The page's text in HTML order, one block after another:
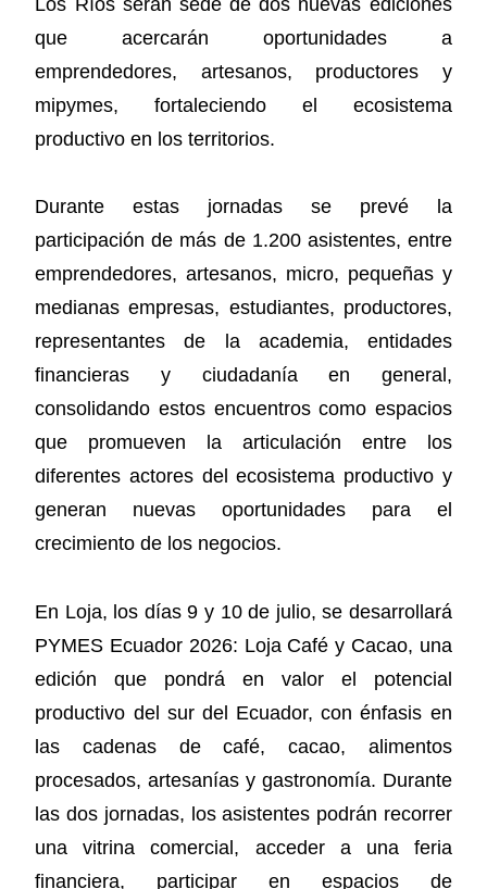
que acercarán oportunidades a
emprendedores, artesanos, productores y
mipymes, fortaleciendo el ecosistema
productivo en los territorios.
Durante estas jornadas se prevé la
participación de más de 1.200 asistentes, entre
emprendedores, artesanos, micro, pequeñas y
medianas empresas, estudiantes, productores,
representantes de la academia, entidades
financieras y ciudadanía en general,
consolidando estos encuentros como espacios
que promueven la articulación entre los
diferentes actores del ecosistema productivo y
generan nuevas oportunidades para el
crecimiento de los negocios.
En Loja, los días 9 y 10 de julio, se desarrollará
PYMES Ecuador 2026: Loja Café y Cacao, una
edición que pondrá en valor el potencial
productivo del sur del Ecuador, con énfasis en
las cadenas de café, cacao, alimentos
procesados, artesanías y gastronomía. Durante
las dos jornadas, los asistentes podrán recorrer
una vitrina comercial, acceder a una feria
financiera, participar en espacios de